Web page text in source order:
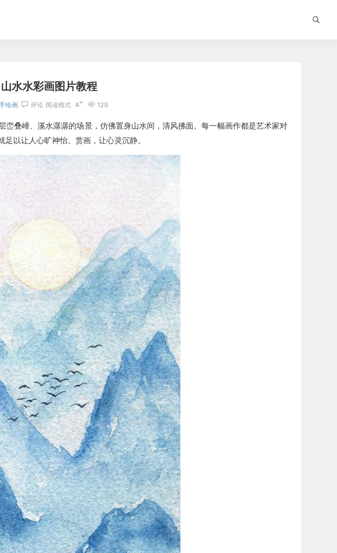
水水彩画图片教程
绘画 评论 129
阅读模式
叠嶂、溪水潺潺的场景，仿佛置身山水间，清风拂面。每一幅画作都是艺术家对
以让人心旷神怡。赏画，让心灵沉静。